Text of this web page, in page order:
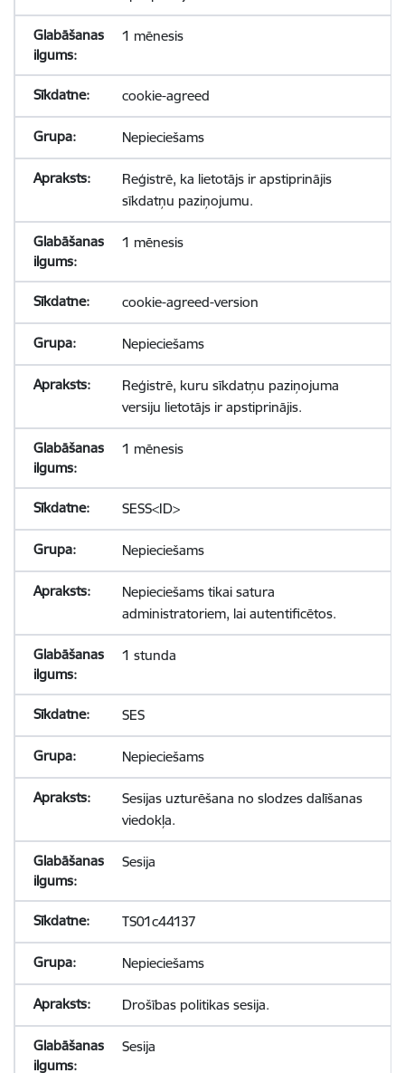
1 mēnesis
cookie-agreed
Nepieciešams
Reģistrē, ka lietotājs ir apstiprinājis
sīkdatņu paziņojumu.
1 mēnesis
cookie-agreed-version
Nepieciešams
Reģistrē, kuru sīkdatņu paziņojuma
versiju lietotājs ir apstiprinājis.
1 mēnesis
SESS<ID>
Nepieciešams
Nepieciešams tikai satura
administratoriem, lai autentificētos.
1 stunda
SES
Nepieciešams
Sesijas uzturēšana no slodzes dalīšanas
viedokļa.
Sesija
TS01c44137
Nepieciešams
Drošības politikas sesija.
Sesija